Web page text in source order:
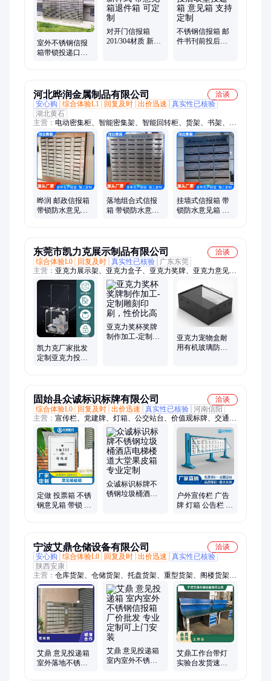
组合信报箱、信息安全柜、智能选层柜、选层柜、档案选层柜
室外不锈钢信报
箱带锁投递口式
对开门信报箱
201/304材质 新样
不锈钢信报箱 邮
件书刊前投后取
河北晔润金属制品有限公司
洽谈
安心购
综合体验L1 回复及时 出价迅速
真实性已核验
湖北黄石
主营： 电动密集柜、智能密集架、智能回转柜、货架、书架、信
报箱、文件更衣柜、上下床
晔润 邮政信报箱
带锁防水意见箱
落地组合式信报
箱 带锁防水意见
挂墙式信报箱 带
锁防水意见箱 美
东莞市凯力克展示制品有限公司
洽谈
综合体验L0
回复及时 真实性已核验
广东东莞
主营： 亚克力展示架、亚克力盒子、亚克力奖牌、亚克力意见
箱、亚克力相框、亚克力家具、亚克力家具脚、亚克力牌、无缝
凯力克厂家批发
定制亚克力投票
亚克力奖杯奖牌
制作加工-定制雕
亚克力宠物盒耐
用有机玻璃防光
固始县众诚标识标牌有限公司
洽谈
综合体验L0
回复及时 出价迅速 真实性已核验 河南信阳
主营： 宣传栏、党建牌、灯箱、公交站台、价值观标牌、交通
牌、工厂标识牌、发光字、花草牌、精神堡垒、多功能指示牌、
仿古牌、景区标牌、公园标牌、健康步道标牌、医院标识牌、商
场标识牌、学校标识牌、穿孔字、人防牌、楼顶字、景观字
定做 投票箱 不锈
钢意见箱 带锁 户
众诚标识标牌不
锈钢垃圾桶酒店
户外宣传栏 广告
牌 灯箱 公告栏 专
宁波艾鼎仓储设备有限公司
洽谈
安心购
综合体验L0 回复及时 出价迅速
真实性已核验
陕西安康
主营： 仓库货架、仓储货架、托盘货架、重型货架、阁楼货架、
悬臂货架、横梁货架、轻中型货架、板材货架、模具架
艾鼎 意见投递箱
室外落地不锈钢
艾鼎 意见投递箱
室内室外不锈钢
艾鼎工作台带灯
实验台发货速度